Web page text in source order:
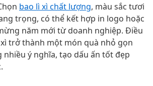
bao lì xì chất lượng, màu sắc tươi
trọng, có thể kết hợp in logo hoặc
năm mới từ doanh nghiệp. Điều
trở thành một món quà nhỏ gọn
ý nghĩa, tạo dấu ấn tốt đẹp